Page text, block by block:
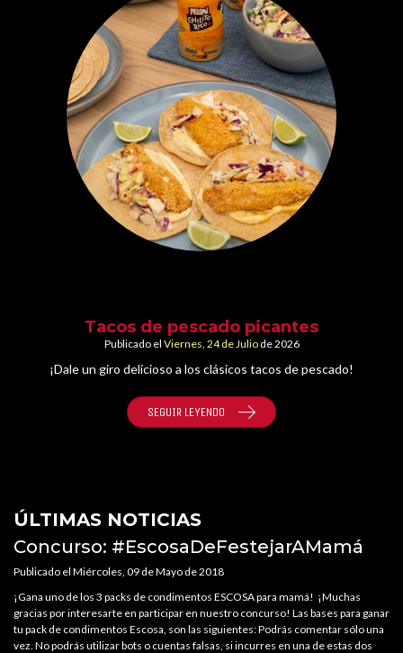
Tacos de pescado picantes
Publicado el Viernes 24 de Juliode 2026
¡Dale un giro delicioso a los clásicos tacos de pescado!
SEGUIR LEYENDO
ÚLTIMAS NOTICIAS
Concurso: #EscosaDeFestejarAMamá
Publicado el Miércoles , 09 deMayo de 2018
¡Gana uno de los 3 packs de condimentos ESCOSA para mamá! ¡Muchas
gracias por interesarte en participar en nuestro concurso! Las bases para ganar
tu pack de condimentos Escosa, son las siguientes: Podrás comentar sólo una
vez. No podrás utilizar bots o cuentas falsas, si incurres en una de estas dos